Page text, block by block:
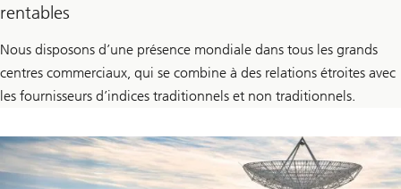
rentables
Nous disposons d’une présence mondiale dans tous les grands
centres commerciaux, qui se combine à des relations étroites avec
les fournisseurs d’indices traditionnels et non traditionnels.